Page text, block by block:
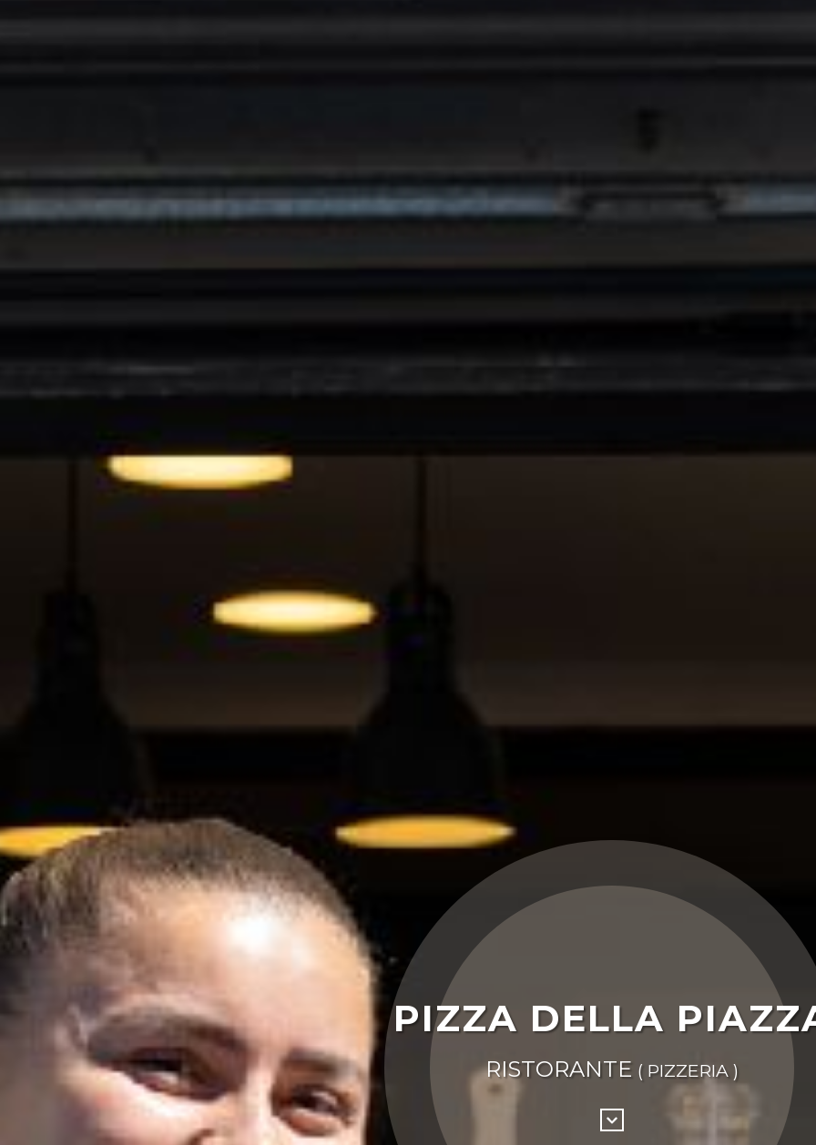
PIZZA DELLA
RISTORANTE ( PIZZERIA )